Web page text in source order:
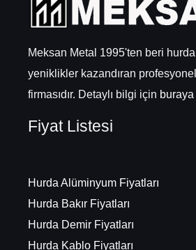
Meksan Metal 1995'ten beri hurda
yeniklikler kazandıran
firmasıdır. Detaylı bilgi için buraya
Fiyat Listesi
Hurda Alüminyum Fiyatları
Hurda Bakır Fiyatları
Hurda Demir Fiyatları
Hurda Kablo Fiyatları